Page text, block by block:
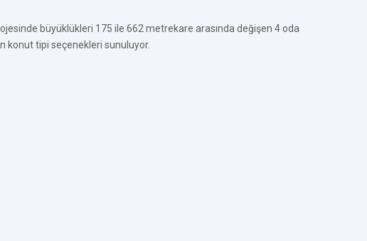
büyüklükleri 175 ile 662 metrekare arasında değişen 4 oda
konut tipi seçenekleri sunuluyor.